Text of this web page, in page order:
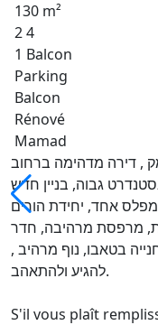
130 m²
2 4
1 Balcon
Parking
Balcon
Rénové
Mamad
, דירה מדהימה ברחוב
גבוה, בניין חדש
130 מ"ר בנוי במפלס אחד, יחידת הורים
מרפסת מרהיבה, חדר
בטאבו, נוף מרהיב ,
להגיע ולהתאהב.
S'il vous plaît